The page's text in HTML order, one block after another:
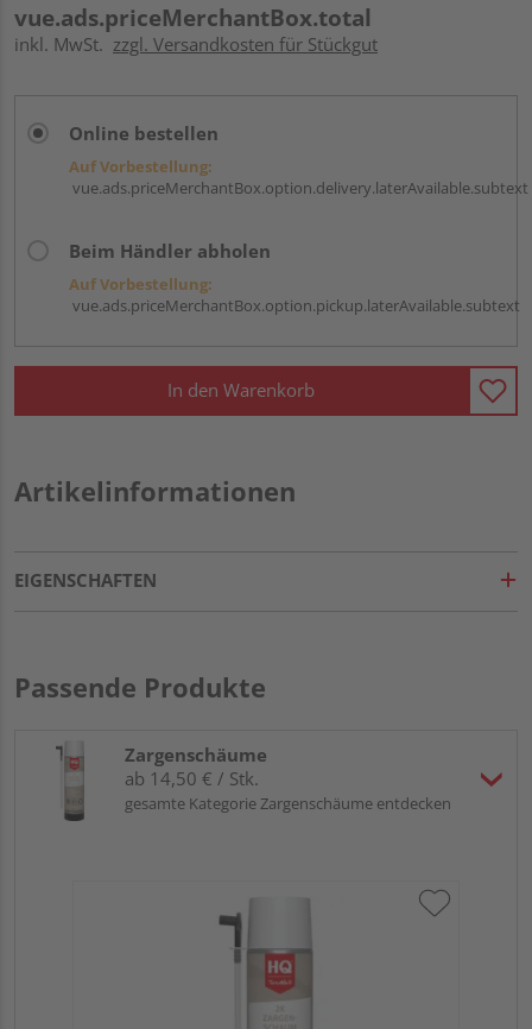
vue.ads.priceMerchantBox.total
inkl. MwSt. zzgl. Versandkosten für Stückgut
Online bestellen
Auf Vorbestellung:
vue.ads.priceMerchantBox.option.delivery.laterAvailable.subtext
Beim Händler abholen
Auf Vorbestellung:
vue.ads.priceMerchantBox.option.pickup.laterAvailable.subtext
In den Warenkorb
Artikelinformationen
EIGENSCHAFTEN
Passende Produkte
Zargenschäume
ab 14,50 € / Stk.
gesamte Kategorie Zargenschäume entdecken